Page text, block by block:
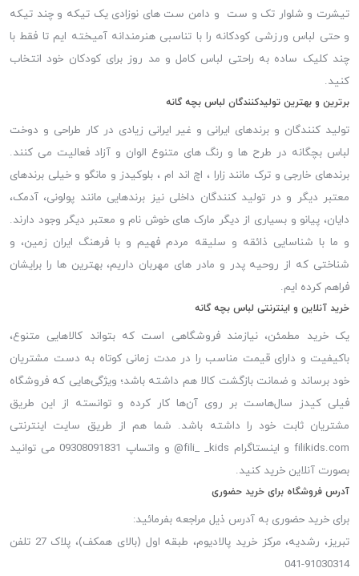
تیشرت و شلوار تک و ست و دامن ست های نوزادی یک تیکه و چند تیکه
و حتی لباس ورزشی کودکانه را با تناسبی هنرمندانه آمیخته ایم تا فقط با
چند کلیک ساده به راحتی لباس کامل و مد روز برای کودکان خود انتخاب
کنید.
برترین و بهترین تولیدکنندگان لباس بچه گانه
تولید کنندگان و برندهای ایرانی و غیر ایرانی زیادی در کار طراحی و دوخت
لباس بچگانه در طرح ها و رنگ های متنوع الوان و آزاد فعالیت می کنند.
برندهای خارجی و ترک مانند زارا ، اچ اند ام ، بلوکیدز و مانگو و خیلی برندهای
معتبر دیگر و در تولید کنندگان داخلی نیز برندهایی مانند پولونی، آدمک،
دایان، پیانو و بسیاری از دیگر مارک های خوش نام و معتبر دیگر وجود دارند.
و ما با شناسایی ذائقه و سلیقه مردم فهیم و با فرهنگ ایران زمین، و
شناختی که از روحیه پدر و مادر های مهربان داریم، بهترین ها را برایشان
فراهم کرده ایم.
خرید آنلاین و اینترنتی لباس بچه گانه
یک خرید مطمئن، نیازمند فروشگاهی است که بتواند کالاهایی متنوع،
باکیفیت و دارای قیمت مناسب را در مدت زمانی کوتاه به دست مشتریان
خود برساند و ضمانت بازگشت کالا هم داشته باشد؛ ویژگی‌هایی که فروشگاه
فیلی کیدز سال‌هاست بر روی آن‌ها کار کرده و توانسته از این طریق
مشتریان ثابت خود را داشته باشد. شما هم از طریق سایت اینترنتی
filikids.com و اینستاگرام fili_ _kids@ و واتساپ 09308091831 می توانید
بصورت آنلاین خرید کنید.
آدرس فروشگاه برای خرید حضوری
برای خرید حضوری به آدرس ذیل مراجعه بفرمائید:
تبریز، رشدیه، مرکز خرید پالادیوم، طبقه اول (بالای همکف)، پلاک 27 تلفن
91030314-041